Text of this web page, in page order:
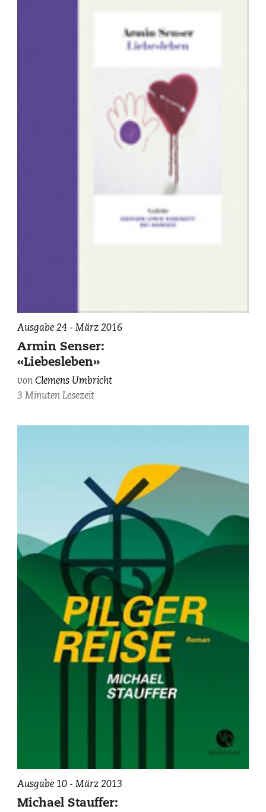
Ausgabe 24 - März 2016
Armin Senser:
«Liebesleben»
vonClemens Umbricht
3 Minuten Lesezeit
Ausgabe 10 - März 2013
Michael Stauffer: